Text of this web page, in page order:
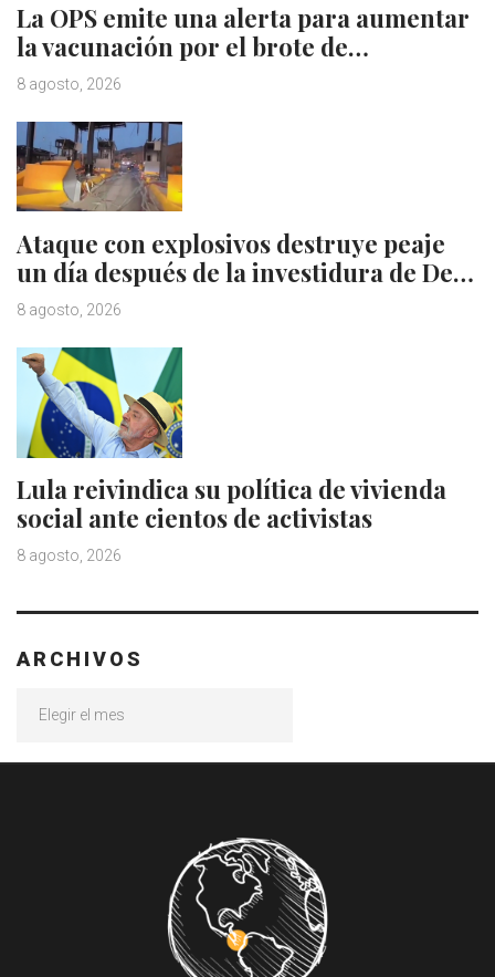
La OPS emite una alerta para aumentar
la vacunación por el brote de…
8 agosto, 2026
Ataque con explosivos destruye peaje
un día después de la investidura de De…
8 agosto, 2026
Lula reivindica su política de vivienda
social ante cientos de activistas
8 agosto, 2026
ARCHIVOS